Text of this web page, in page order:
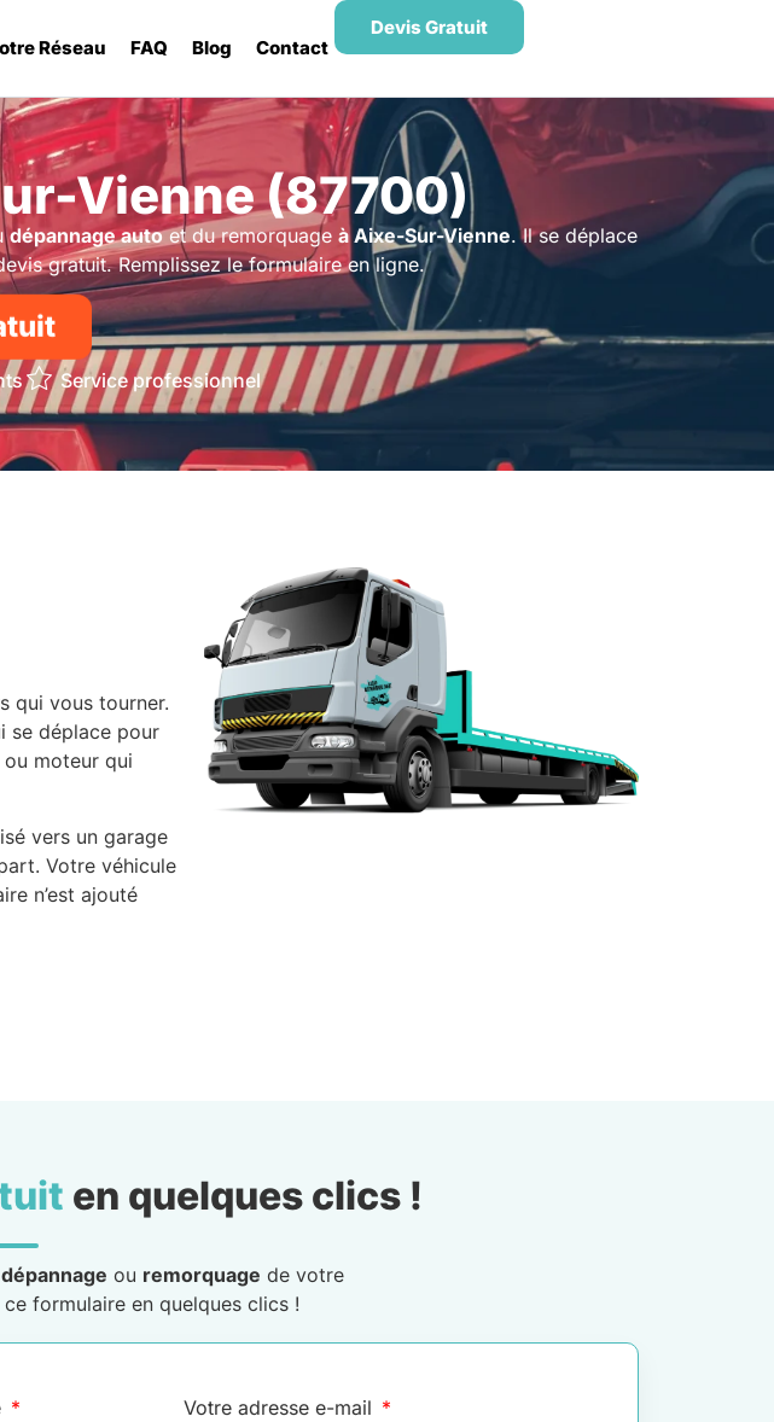
Réseau FAQ Blog Contact
Devis Gratuit
Vienne (87700)
dépannage autoet du remorquage à Aixe-Sur-Vienne. Il se déplace
gratuit. Remplissez le formulaire en ligne.
Service professionnel
qui vous tourner.
se déplace pour
moteur qui
vers un garage
Votre véhicule
n’est ajouté
en quelques clics !
dépannage ou remorquage de votre
ce formulaire en quelques clics !
Votre adresse e-mail